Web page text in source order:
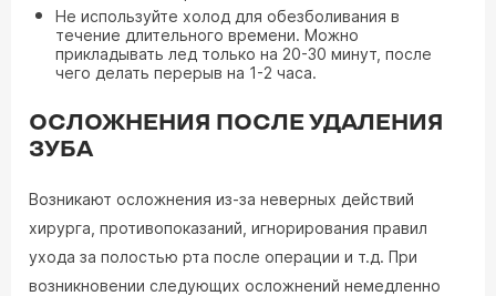
Не используйте холод для обезболивания в
течение длительного времени. Можно
прикладывать лед только на 20-30 минут, после
чего делать перерыв на 1-2 часа.
ОСЛОЖНЕНИЯ ПОСЛЕ УДАЛЕНИЯ
ЗУБА
Возникают осложнения из-за неверных действий
хирурга, противопоказаний, игнорирования правил
ухода за полостью рта после операции и т.д. При
возникновении следующих осложнений немедленно